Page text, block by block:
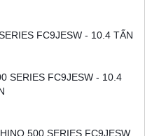
FC9JESW - 10.4 TẤN
SERIES FC9JESW - 10.4
500 SERIES FC9JESW